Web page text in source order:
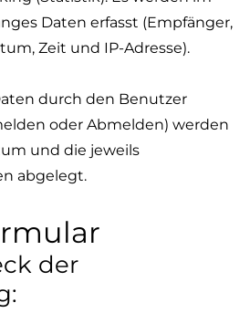
Daten erfasst (Empfänger,
Zeit und IP-Adresse).
durch den Benutzer
oder Abmelden) werden
und die jeweils
abgelegt.
der